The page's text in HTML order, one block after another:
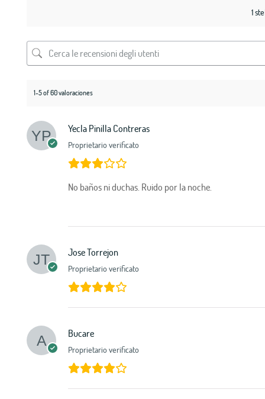
1
1-5 of 60 valoraciones
Yecla Pinilla Contreras
Proprietario verificato
No baños ni duchas. Ruido por la noche.
Jose Torrejon
Proprietario verificato
Bucare
Proprietario verificato